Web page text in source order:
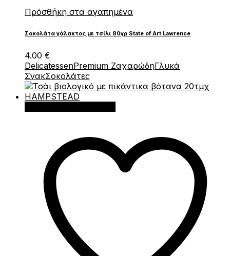
Πρόσθήκη στα αγαπημένα
Σοκολάτα γάλακτος με τσίλι 80γρ State of Art Lawrence
4.00 €
DelicatessenPremium ΖαχαρώδηΓλυκά
ΣνακΣοκολάτες